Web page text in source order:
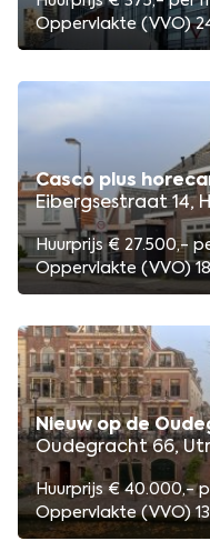
Oppervlakte (VVO)
Casco plus
Eibergsestraat 14,
Huurprijs € 27.500,-
Oppervlakte (VVO)
Nieuw op de
Oudegracht 66,
Huurprijs € 40.000,-
Oppervlakte (VVO)